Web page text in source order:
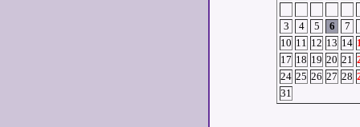
3
4 5 6 7
10 11 12 13 14
17 18 19 20 21
24 25 26 27 28
31